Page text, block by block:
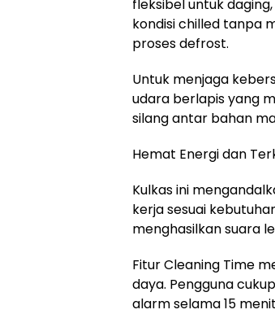
fleksibel untuk
kondisi chilled tanpa
proses defrost.
Untuk menjaga
udara berlapis yang
silang antar bahan
Hemat Energi dan
Kulkas ini
kerja sesuai
menghasilkan suara
Fitur Cleaning Time
daya. Pengguna
alarm selama 15